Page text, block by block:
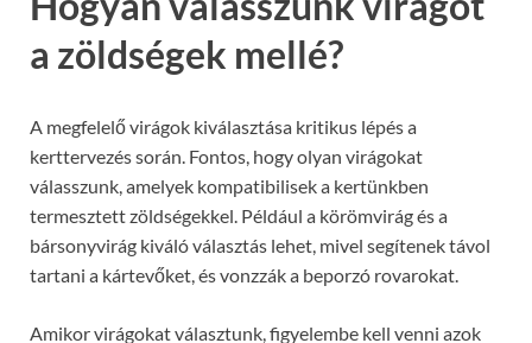
a zöldségek mellé?
A megfelelő virágok kiválasztása kritikus lépés a
kerttervezés során. Fontos, hogy olyan virágokat
válasszunk, amelyek kompatibilisek a kertünkben
termesztett zöldségekkel. Például a körömvirág és a
bársonyvirág kiváló választás lehet, mivel segítenek távol
tartani a kártevőket, és vonzzák a beporzó rovarokat.
Amikor virágokat választunk, figyelembe kell venni azok